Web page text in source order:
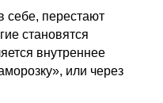
себе, перестают
становятся
внутреннее
или через